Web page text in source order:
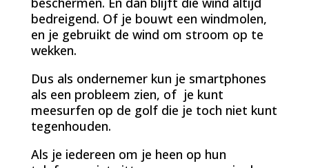
bedreigend. Of je bouwt een windmolen,
en je gebruikt de wind om stroom op te
wekken.
Dus als ondernemer kun je smartphones
als een probleem zien, of je kunt
meesurfen op de golf die je toch niet kunt
tegenhouden.
Als je iedereen om je heen op hun